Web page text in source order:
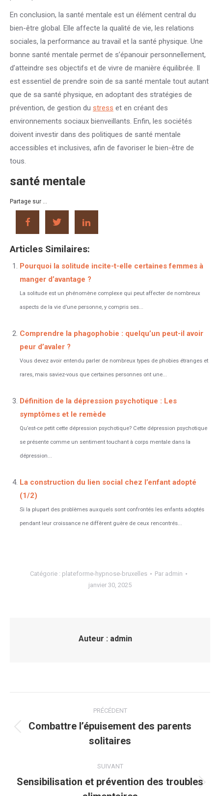
En conclusion, la santé mentale est un élément central du
bien-être global. Elle affecte la qualité de vie, les relations
sociales, la performance au travail et la santé physique. Une
bonne santé mentale permet de s’épanouir personnellement,
d’atteindre ses objectifs et de vivre de manière équilibrée. Il
est essentiel de prendre soin de sa santé mentale tout autant
que de sa santé physique, en adoptant des stratégies de
prévention, de gestion du stress et en créant des
environnements sociaux bienveillants. Enfin, les sociétés
doivent investir dans des politiques de santé mentale
accessibles et inclusives, afin de favoriser le bien-être de
tous.
santé mentale
Partage sur ...
Articles Similaires:
Pourquoi la solitude incite-t-elle certaines femmes à
manger d’avantage ?
La solitude est un phénomène complexe qui peut affecter de nombreux
aspects de la vie d’une personne, y compris ses...
Comprendre la phagophobie : quelqu’un peut-il avoir
peur d’avaler ?
Vous devez avoir entendu parler de nombreux types de phobies étranges et
rares, mais saviez-vous que certaines personnes ont une...
Définition de la dépression psychotique : Les
symptômes et le remède
Qu’est-ce petit cette dépression psychotique? Cette dépression psychotique
se présente comme un sentiment touchant à corps mentale dans la
dépression...
La construction du lien social chez l’enfant adopté
(1/2)
Si la plupart des problèmes auxquels sont confrontés les enfants adoptés
pendant leur croissance ne diffèrent guère de ceux rencontrés...
Catégorie : plateforme-hypnose-bruxelles Par admin
janvier 30, 2025
Auteur : admin
article
PRÉCÉDENT
Article
précédent
Combattre l’épuisement des parents
solitaires
SUIVANT
Article
Sensibilisation et prévention des troubles